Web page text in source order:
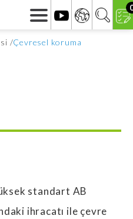
Çevresel koruma
standart AB
ihracatı ile çevre